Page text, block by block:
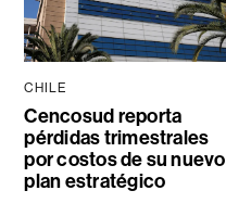
CHILE
Cencosud reporta
pérdidas trimestrales
por costos de su nuevo
plan estratégico